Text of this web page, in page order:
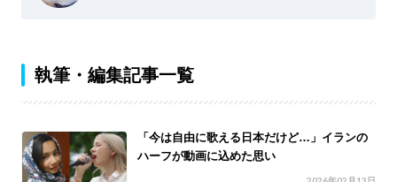
執筆・編集記事一覧
「今は自由に歌える日本だけど…」イランの
ハーフが動画に込めた思い
2026年02月13日